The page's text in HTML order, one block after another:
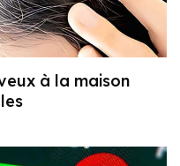
à la maison